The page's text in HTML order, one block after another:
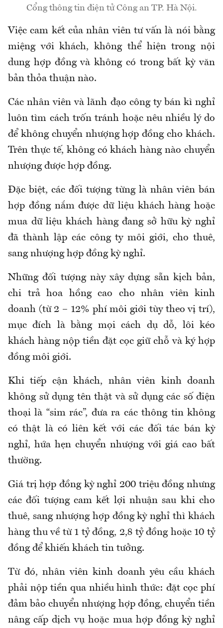
Cổng thông tin điện tử Công an TP. Hà Nội.
Việc cam kết của nhân viên tư vấn là nói bằng
miệng với khách, không thể hiện trong nội
dung hợp đồng và không có trong bất kỳ văn
bản thỏa thuận nào.
Các nhân viên và lãnh đạo công ty bán kì nghỉ
luôn tìm cách trốn tránh hoặc nêu nhiều lý do
để không chuyển nhượng hợp đồng cho khách.
Trên thực tế, không có khách hàng nào chuyển
nhượng được hợp đồng.
Đặc biệt, các đối tượng từng là nhân viên bán
hợp đồng nắm được dữ liệu khách hàng hoặc
mua dữ liệu khách hàng đang sở hữu kỳ nghỉ
đã thành lập các công ty môi giới, cho thuê,
sang nhượng hợp đồng kỳ nghỉ.
Những đối tượng này xây dựng sẵn kịch bản,
chi trả hoa hồng cao cho nhân viên kinh
doanh (từ 2 – 12% phí môi giới tùy theo vị trí),
mục đích là bằng mọi cách dụ dỗ, lôi kéo
khách hàng nộp tiền đặt cọc giữ chỗ và ký hợp
đồng môi giới.
Khi tiếp cận khách, nhân viên kinh doanh
không sử dụng tên thật và sử dụng các số điện
thoại là “sim rác”, đưa ra các thông tin không
có thật là có liên kết với các đối tác bán kỳ
nghỉ, hứa hẹn chuyển nhượng với giá cao bất
thường.
Giá trị hợp đồng kỳ nghỉ 200 triệu đồng nhưng
các đối tượng cam kết lợi nhuận sau khi cho
thuê, sang nhượng hợp đồng kỳ nghỉ thì khách
hàng thu về từ 1 tỷ đồng, 2,8 tỷ đồng hoặc 10 tỷ
đồng để khiến khách tin tưởng.
Từ đó, nhân viên kinh doanh yêu cầu khách
phải nộp tiền qua nhiều hình thức: đặt cọc phí
đảm bảo chuyển nhượng hợp đồng, chuyển tiền
nâng cấp dịch vụ hoặc mua hợp đồng kỳ nghỉ